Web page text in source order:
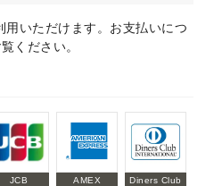
用いただけます。お支払いにつ
ください。
JCB AMEX Diners Club